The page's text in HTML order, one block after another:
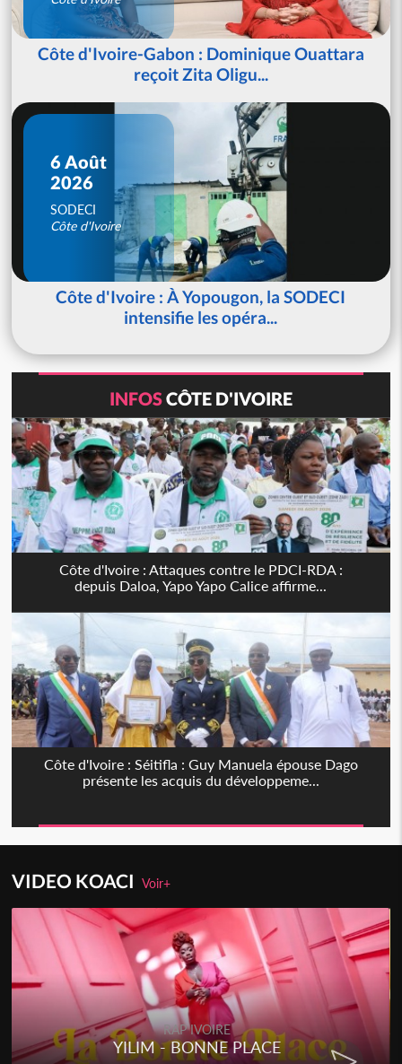
Côte d'Ivoire-Gabon : Dominique Ouattara
reçoit Zita Oligu...
6 Août
2026
SODECI
Côte d'Ivoire
Côte d'Ivoire : À Yopougon, la SODECI
intensifie les opéra...
INFOSCÔTE D'IVOIRE
Côte d'Ivoire : Attaques contre le PDCI-RDA :
depuis Daloa, Yapo Yapo Calice affirme...
Côte d'Ivoire : Séitifla : Guy Manuela épouse Dago
présente les acquis du développeme...
VIDEO KOACIVoir+
RAP IVOIRE
YILIM - BONNE PLACE